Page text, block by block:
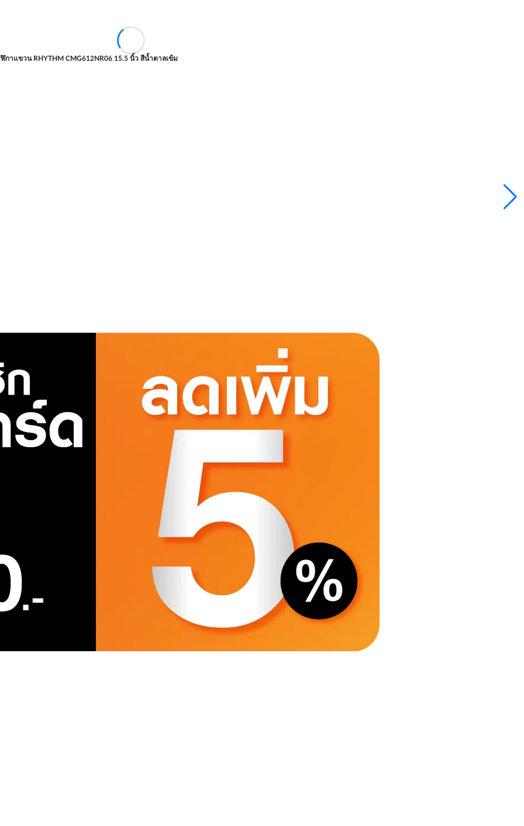
กาแขวน RHYTHM CMG612NR06 15.5 นิ้ว สีน้ำตาลเข้ม